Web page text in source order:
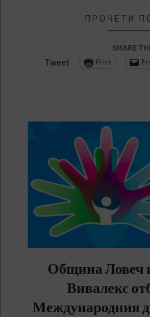
ПРОЧЕТИ
SHARE
Tweet Print
Община Ловеч
Вивалекс
Международния